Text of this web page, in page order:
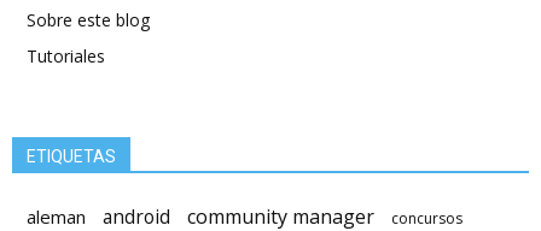
Sobre este blog
Tutoriales
ETIQUETAS
aleman android community manager concursos